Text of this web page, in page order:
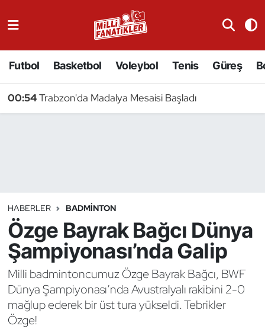
Futbol Basketbol Voleybol Tenis Güreş
00:54Trabzon'da Madalya Mesaisi Başladı
HABERLER BADMINTON
Özge Bayrak Bağcı Dünya
Şampiyonası’nda Galip
Milli badmintoncumuz Özge Bayrak Bağcı, BWF
Dünya Şampiyonası’nda Avustralyalı rakibini 2-0
mağlup ederek bir üst tura yükseldi. Tebrikler
Özge!
Badminton
Binicilik
Bisiklet
Bocce Bowling Dart
Boks